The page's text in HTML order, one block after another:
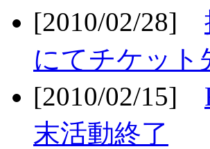
[2010/02/28]
にてチケット
[2010/02/15]
末活動終了